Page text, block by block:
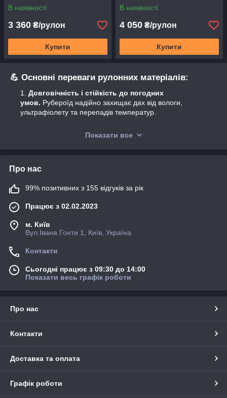
В наявності
3 360 ₴/рулон
Купити
В наявності
4 050 ₴/рулон
Купити
💪 Основні переваги рулонних матеріалів:
Довговічність і стійкість до погодних
умов. Рубероїд надійно захищає дах від вологи,
ультрафіолету та перепадів температур.
на різні поверхні — бетон, дерево, метал.
витрат.
технологіями.Підходять як для житлових, так і
🔧 Чому обирають Grid:
✅ Лише сертифіковані матеріаливід перевірених
🚚 Швидка доставка по Україні
💬 Професійна консультаціяз підбору рулонних покриттів
під конкретні потреби.
Рулонні матеріали Grid — це поєднання
та економічності
збереже ваш об’єкт на довгі роки!
Показати все
Про нас
99% позитивних з 155 відгуків за рік
Працює з 02.02.2023
м. Київ
Вул.Івана Гонти 1, Київ, Україна
Контакти
Сьогодні працює з 09:30 до 14:00
Показати весь графік роботи
Про нас
Контакти
Доставка та оплата
Графік роботи